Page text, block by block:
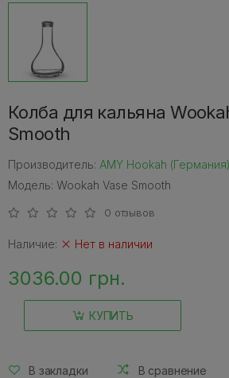
Колба для кальяна
Smooth
Производитель: AMY Hookah (Германия)
Модель: Wookah Vase Smooth
0 отзывов
Наличие: Нет в наличии
3036.00 грн.
КУПИТЬ
В закладки В сравнение